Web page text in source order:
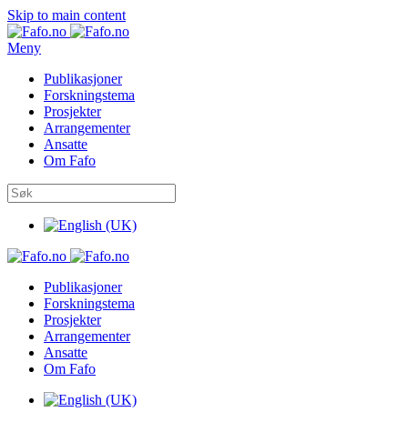
Skip to main content
Meny
Publikasjoner
Forskningstema
Prosjekter
Arrangementer
Ansatte
Om Fafo
Publikasjoner
Forskningstema
Prosjekter
Arrangementer
Ansatte
Om Fafo